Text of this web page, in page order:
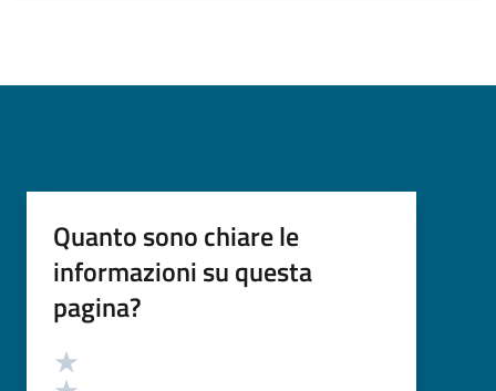
Quanto sono chiare le
informazioni su questa
pagina?
Valutazione